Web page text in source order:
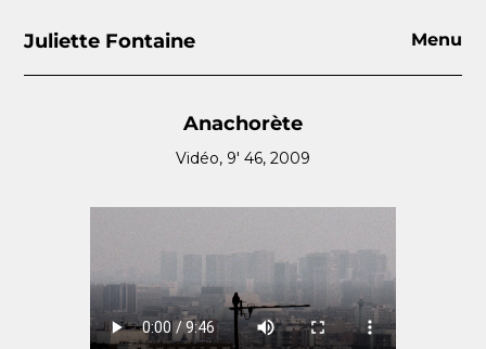
Juliette Fontaine Menu
Anachorète
Vidéo, 9′ 46, 2009